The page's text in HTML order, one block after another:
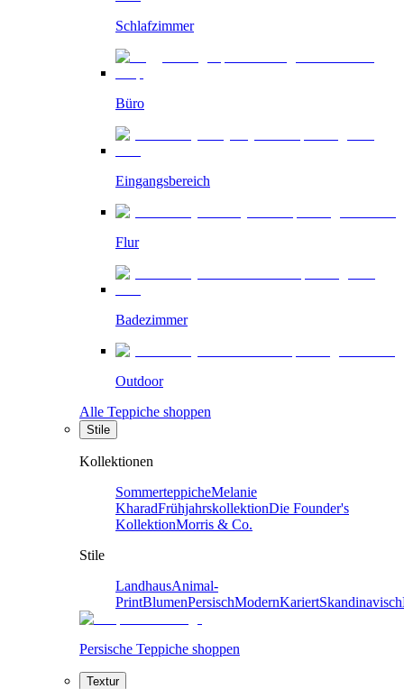
Schlafzimmer
Büro
Eingangsbereich
Flur
Badezimmer
Outdoor
Alle Teppiche shoppen
Stile
Kollektionen
SommerteppicheMelanie
KharadFrühjahrskollektionDie Founder's
KollektionMorris & Co.
Stile
LandhausAnimal-
PrintBlumenPersischModernKariertSkandinavisch
Persische Teppiche shoppen
Textur